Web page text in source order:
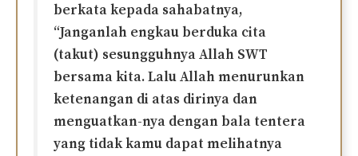
berkata kepada sahabatnya,
“Janganlah engkau berduka cita
(takut) sesungguhnya Allah SWT
bersama kita. Lalu Allah menurunkan
ketenangan di atas dirinya dan
menguatkan-nya dengan bala tentera
yang tidak kamu dapat melihatnya